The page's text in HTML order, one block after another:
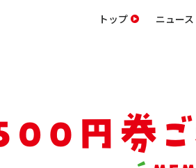
トップ ニュース